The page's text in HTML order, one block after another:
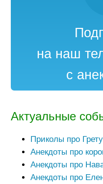
на наш
с
Актуальные
Приколы про
Анекдоты про
Анекдоты про
Анекдоты про